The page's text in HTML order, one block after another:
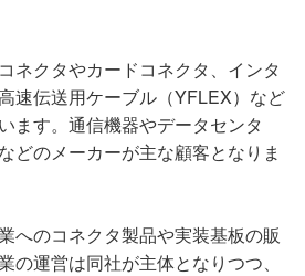
ネクタやカードコネクタ、インタ
速伝送用ケーブル（YFLEX）など
ます。通信機器やデータセンタ
どのメーカーが主な顧客となりま
へのコネクタ製品や実装基板の販
の運営は同社が主体となりつつ、